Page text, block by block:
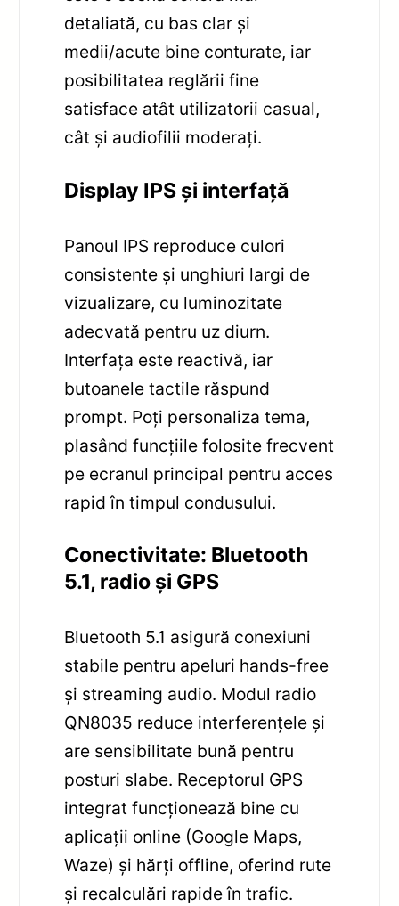
detaliată, cu bas clar și
medii/acute bine conturate, iar
posibilitatea reglării fine
satisface atât utilizatorii casual,
cât și audiofilii moderați.
Display IPS și interfață
Panoul IPS reproduce culori
consistente și unghiuri largi de
vizualizare, cu luminozitate
adecvată pentru uz diurn.
Interfața este reactivă, iar
butoanele tactile răspund
prompt. Poți personaliza tema,
plasând funcțiile folosite frecvent
pe ecranul principal pentru acces
rapid în timpul condusului.
Conectivitate: Bluetooth
5.1, radio și GPS
Bluetooth 5.1 asigură conexiuni
stabile pentru apeluri hands-free
și streaming audio. Modul radio
QN8035 reduce interferențele și
are sensibilitate bună pentru
posturi slabe. Receptorul GPS
integrat funcționează bine cu
aplicații online (Google Maps,
Waze) și hărți offline, oferind rute
și recalculări rapide în trafic.